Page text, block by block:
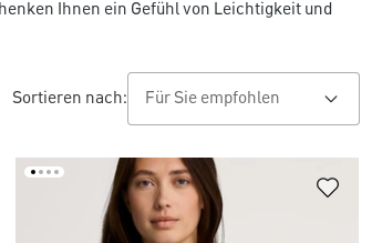
Ihnen ein Gefühl von Leichtigkeit und
Sortieren nach: